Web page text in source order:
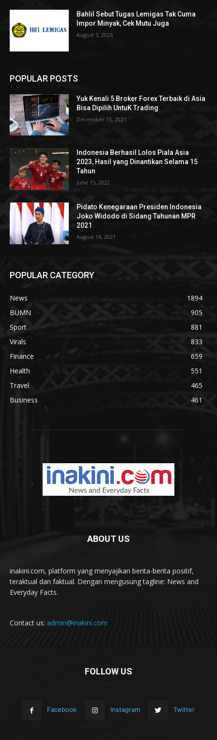
Bahlil Sebut Tugas Lemigas Tak Cuma
Impor Minyak, Cek Mutu Juga
August 5, 2026
POPULAR POSTS
Yuk Kenali 5 Broker Forex Terbaik di Asia
Bisa Dipilih UntuK Trading
December 15, 2021
Indonesia Berhasil Lolos Piala Asia
2023, Hasil yang Dinantikan Selama 15
Tahun
June 15, 2022
Pidato Kenegaraan Presiden Indonesia
Joko Widodo di Sidang Tahunan MPR
2021
August 16, 2021
POPULAR CATEGORY
News
1894
BUMN
905
Sport
881
Virals
833
Finance
659
Health
551
Travel
465
Business
461
ABOUT US
inakini.com, platform yang menyajikan berita-berita positif,
teraktual dan faktual. Dengan mengusung tagline: News and
Everyday Facts.
Contact us: admin@inakini.com
FOLLOW US
Facebook Instagram Twitter